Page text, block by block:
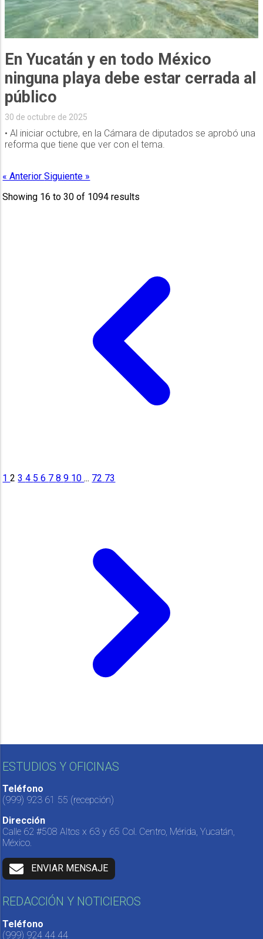
En Yucatán y en todo México
ninguna playa debe estar cerrada al
público
30 de octubre de 2025
• Al iniciar octubre, en la Cámara de diputados se aprobó una
reforma que tiene que ver con el tema.
« AnteriorSiguiente »
Showing 16 to30 of 1094 results
12 34 56 789 10... 72 73
ESTUDIOS Y OFICINAS
Teléfono
(999) 923 61 55 (recepción)
Dirección
Calle 62 #508 Altos x 63 y 65 Col. Centro, Mérida, Yucatán,
México.
ENVIAR MENSAJE
REDACCIÓN Y NOTICIEROS
Teléfono
(999) 924 44 44